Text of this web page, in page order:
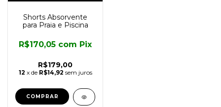
Shorts Absorvente
para Praia e Piscina
R$179,00
R$170,05 com Pix
12 x de R$14,92 sem juros
COMPRAR